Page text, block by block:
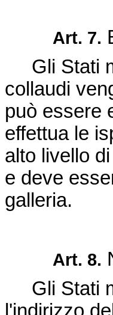
Art. 7.
Gli Stati
collaudi
può essere
effettua le
alto livello
e deve
galleria.
Art. 8.
Gli Stati